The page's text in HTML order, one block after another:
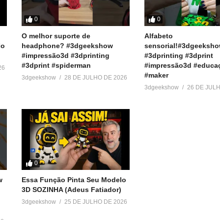
e Twitter):
#3DPrinter #3DPrinting #creality3d #pressureAdvance
0
O melhor suporte de
headphone? #3dgeekshow
#impressão3d #3dprinting
#3dprint #spiderman
3dgeekshow 28 DE JULHO DE 2026
0
Alfabeto
#3dprinting #3dprint
#impressão3d
#maker
3dgeekshow 26 DE
0
Essa Função Pinta Seu Modelo
3D SOZINHA (Adeus Fatiador)
3dgeekshow 25 DE JULHO DE 2026